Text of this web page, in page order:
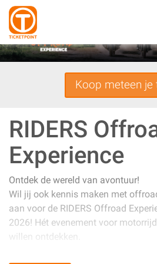
Koop meteen je
RIDERS
Experience
Ontdek de wereld van avontuur!
Wil jij ook kennis maken met
aan voor de RIDERS Offroad
2026! Hét evenement voor
willen ontdekken.